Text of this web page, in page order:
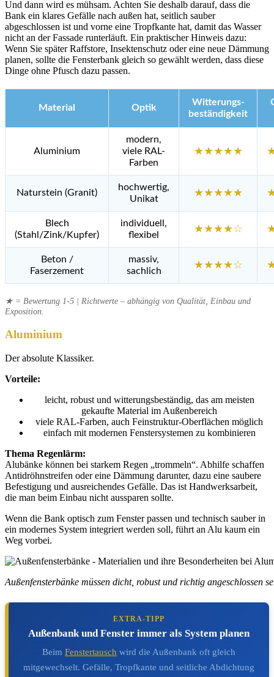
Und dann wird es mühsam. Achten Sie deshalb darauf, dass die
Bank ein klares Gefälle nach außen hat, seitlich sauber
abgeschlossen ist und vorne eine Tropfkante hat, damit das Wasser
nicht an der Fassade runterläuft. Ein praktischer Hinweis dazu:
Wenn Sie später Raffstore, Insektenschutz oder eine neue Dämmung
planen, sollte die Fensterbank gleich so gewählt werden, dass diese
Dinge ohne Pfusch dazu passen.
Material Optik
Witterungs-
beständigkeit
Aluminium
modern,
viele RAL-
Farben
★★★★★
Naturstein (Granit)
hochwertig,
Unikat
★★★★★
Blech
(Stahl/Zink/Kupfer)
individuell,
flexibel
★★★★☆
Beton /
Faserzement
massiv,
sachlich
★★★★☆
★ = Bewertung 1-5 | Richtwerte – abhängig von Qualität, Einbau und
Exposition.
Aluminium
Der absolute Klassiker.
Vorteile:
leicht, robust und witterungsbeständig, das am meisten
gekaufte Material im Außenbereich
viele RAL-Farben, auch Feinstruktur-Oberflächen möglich
einfach mit modernen Fenstersystemen zu kombinieren
Thema Regenlärm:
Alubänke können bei starkem Regen „trommeln“. Abhilfe schaffen
Antidröhnstreifen oder eine Dämmung darunter, dazu eine saubere
Befestigung und ausreichendes Gefälle. Das ist Handwerksarbeit,
die man beim Einbau nicht aussparen sollte.
Wenn die Bank optisch zum Fenster passen und technisch sauber in
ein modernes System integriert werden soll, führt an Alu kaum ein
Weg vorbei.
Außenfensterbänke müssen dicht, robust und richtig angeschlossen
EXTRA-TIPP
Außenbank und Fenster immer als System planen
Beim Fenstertausch wird die Außenbank oft gleich
mitgewechselt. Gefälle, Tropfkante und seitliche Abdichtung